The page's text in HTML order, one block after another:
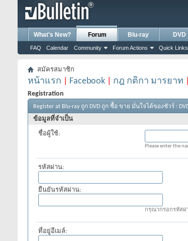
What's New? Forum
FAQ Calendar Community Forum Actions Quick Links
Blu-ray DVD
สมัครสมาชิก
หน้าแรก Facebook กฎ กติกา มารยาท
Registration
Register at Blu-ray ถูก DVD ถูก ซื้อ ขาย มั่นใจได้ของชัวร์ :
ข้อมูลที่จำเป็น
ชื่อผู้ใช้:
Please enter the
รหัสผ่าน:
ยืนยันรหัสผ่าน:
กรุณากรอกรหัสผ่
ที่อยู่อีเมล์: